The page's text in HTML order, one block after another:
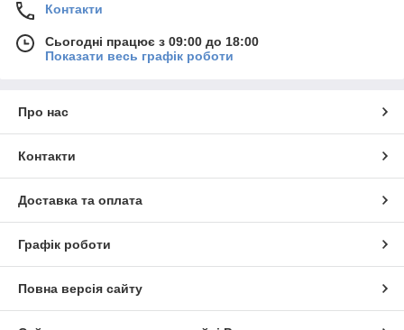
Контакти
Сьогодні працює з 09:00 до 18:00
Показати весь графік роботи
Про нас
Контакти
Доставка та оплата
Графік роботи
Повна версія сайту